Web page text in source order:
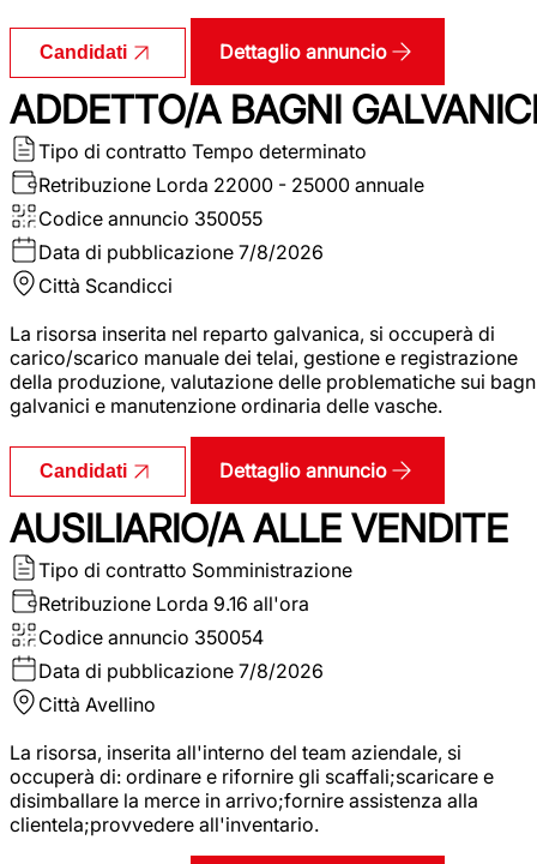
Candidati Dettaglio annuncio
ADDETTO/A BAGNI
Tipo di contratto Tempo determinato
Retribuzione Lorda 22000 - 25000 annuale
Codice annuncio 350055
Data di pubblicazione 7/8/2026
Città Scandicci
La risorsa inserita nel reparto galvanica, si occuperà di
carico/scarico manuale dei telai, gestione e registrazione
della produzione, valutazione delle problematiche sui
galvanici e manutenzione ordinaria delle vasche.
Candidati Dettaglio annuncio
AUSILIARIO/A ALLE VENDITE
Tipo di contratto Somministrazione
Retribuzione Lorda 9.16 all'ora
Codice annuncio 350054
Data di pubblicazione 7/8/2026
Città Avellino
La risorsa, inserita all'interno del team aziendale, si
occuperà di: ordinare e rifornire gli scaffali;scaricare e
disimballare la merce in arrivo;fornire assistenza alla
clientela;provvedere all'inventario.